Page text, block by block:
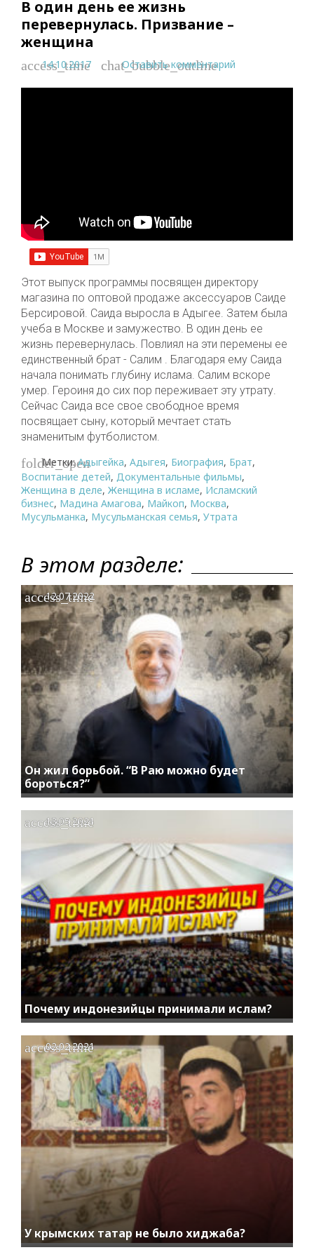
В один день ее жизнь
перевернулась. Призвание –
женщина
access_time
14.10.2017 chat_bubble_outline
Оставить комментарий
Этот выпуск программы посвящен директору
магазина по оптовой продаже аксессуаров Саиде
Берсировой. Саида выросла в Адыгее. Затем была
учеба в Москве и замужество. В один день ее
жизнь перевернулась. Повлиял на эти перемены ее
единственный брат - Салим . Благодаря ему Саида
начала понимать глубину ислама. Салим вскоре
умер. Героиня до сих пор переживает эту утрату.
Сейчас Саида все свое свободное время
посвящает сыну, который мечтает стать
знаменитым футболистом.
folder_open
Метки:Адыгейка, Адыгея, Биография, Брат,
Воспитание детей, Документальные фильмы,
Женщина в деле, Женщина в исламе, Исламский
бизнес, Мадина Амагова, Майкоп, Москва,
Мусульманка, Мусульманская семья, Утрата
В этом разделе:
Он жил борьбой. “В Раю можно будет
бороться?”
access_time
12.07.2022
Почему индонезийцы принимали ислам?
access_time
13.05.2021
У крымских татар не было хиджаба?
access_time
02.02.2021